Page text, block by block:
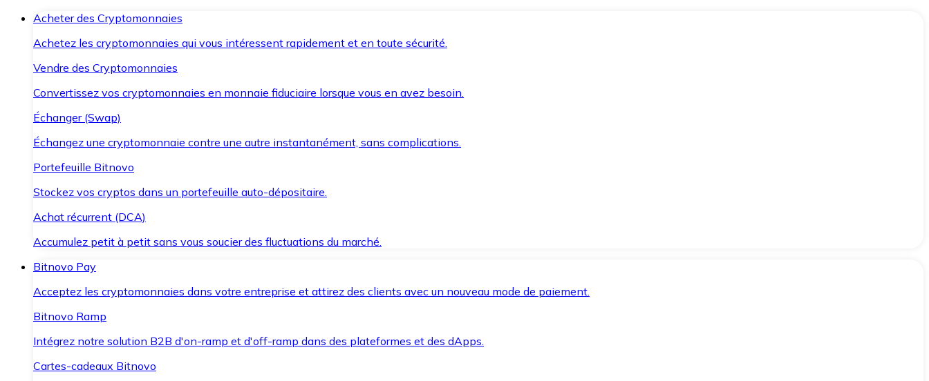
Acheter des Cryptomonnaies
Achetez les cryptomonnaies qui vous intéressent rapidement et en toute sécurité.
Vendre des Cryptomonnaies
Convertissez vos cryptomonnaies en monnaie fiduciaire lorsque vous en avez besoin.
Échanger (Swap)
Échangez une cryptomonnaie contre une autre instantanément, sans complications.
Portefeuille Bitnovo
Stockez vos cryptos dans un portefeuille auto-dépositaire.
Achat récurrent (DCA)
Accumulez petit à petit sans vous soucier des fluctuations du marché.
Bitnovo Pay
Acceptez les cryptomonnaies dans votre entreprise et attirez des clients avec un nouveau mode de paiement.
Bitnovo Ramp
Intégrez notre solution B2B d'on-ramp et d'off-ramp dans des plateformes et des dApps.
Cartes-cadeaux Bitnovo